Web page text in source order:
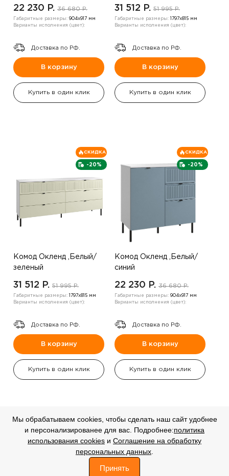
22 230 P. 36 680 P.
Габаритные размеры: 904х917 мм
Варианты исполнения (цвет):
Доставка по РФ.
В корзину
Купить в один клик
31 512 P. 51 995 P.
Габаритные размеры:
1797х815 мм
Варианты исполнения (цвет):
Доставка по РФ.
В корзину
Купить в один клик
-20%
СКИДКА
Комод Окленд ,Белый/
зеленый
31 512 P. 51 995 P.
Габаритные размеры:
1797х815 мм
Варианты исполнения (цвет):
Доставка по РФ.
В корзину
Купить в один клик
-20%
СКИДКА
Комод Окленд ,Белый/
синий
22 230 P. 36 680 P.
Габаритные размеры: 904х917 мм
Варианты исполнения (цвет):
Доставка по РФ.
В корзину
Купить в один клик
-20%
СКИДКА
-20%
СКИДКА
Мы обрабатываем cookies, чтобы сделать наш сайт удобнее
и персонализированее для вас. Подробнее:политика
использования cookies и Соглашение на обработку
персональных данных
Принять